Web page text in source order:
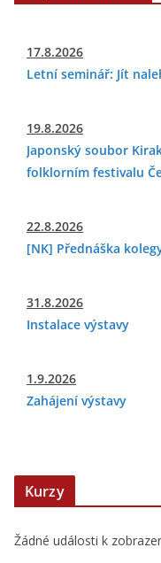
17.8.2026
Letní seminář: Jít
19.8.2026
Japonský soubor
folklorním festivalu
22.8.2026
[NK] Přednáška
31.8.2026
Instalace výstavy
1.9.2026
Zahájení výstavy
Kurzy
Žádné události k